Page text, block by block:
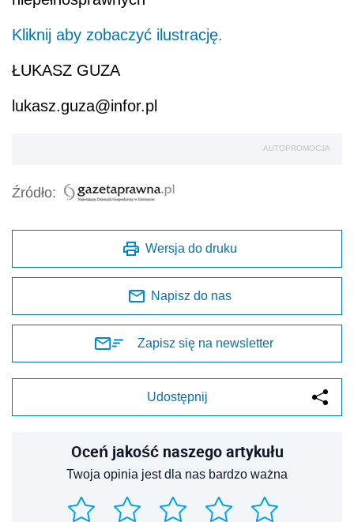
Kliknij aby zobaczyć ilustrację.
ŁUKASZ GUZA
lukasz.guza@infor.pl
AUTOPROMOCJA
Źródło:
Wersja do druku
Napisz do nas
Zapisz się na newsletter
Udostępnij
Oceń jakość naszego artykułu
Twoja opinia jest dla nas bardzo ważna